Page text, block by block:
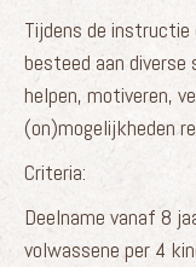
Tijdens de
besteed aan
helpen, motiveren,
(on)mogelijkheden
Criteria:
Deelname vanaf 8
volwassene per 4